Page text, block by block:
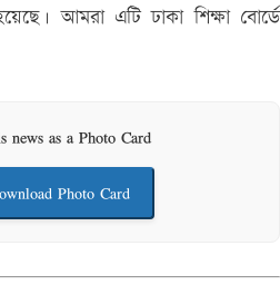
আমরা এটি ঢাকা শিক্ষা বোর্ডে
news as a Photo Card
Photo Card